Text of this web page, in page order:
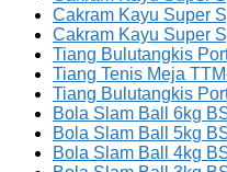
Cakram Kayu Super
Cakram Kayu Super
Tiang Bulutangkis
Tiang Tenis Meja
Tiang Bulutangkis
Bola Slam Ball 6kg
Bola Slam Ball 5kg
Bola Slam Ball 4kg